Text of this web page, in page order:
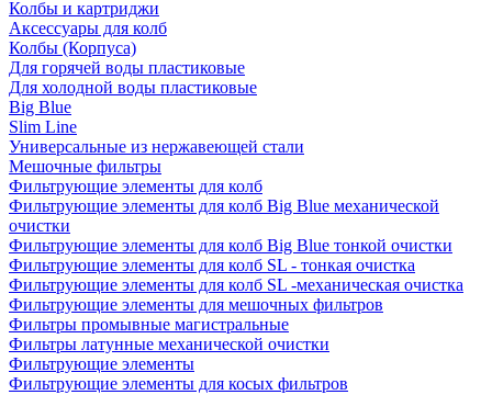
Колбы и картриджи
Аксессуары для колб
Колбы (Корпуса)
Для горячей воды пластиковые
Для холодной воды пластиковые
Big Blue
Slim Line
Универсальные из нержавеющей стали
Мешочные фильтры
Фильтрующие элементы для колб
Фильтрующие элементы для колб Big Blue механической
очистки
Фильтрующие элементы для колб Big Blue тонкой очистки
Фильтрующие элементы для колб SL - тонкая очистка
Фильтрующие элементы для колб SL -механическая очистка
Фильтрующие элементы для мешочных фильтров
Фильтры промывные магистральные
Фильтры латунные механической очистки
Фильтрующие элементы
Фильтрующие элементы для косых фильтров